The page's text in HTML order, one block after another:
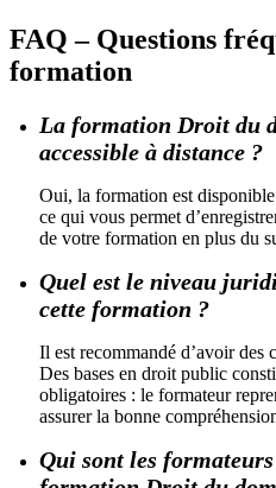
FAQ – Questions
formation
La formation Droit du
accessible à distance ?
Oui, la formation est
ce qui vous permet
de votre formation en plus du
Quel est le niveau
cette formation ?
Il est recommandé d’avoir des
Des bases en droit public
obligatoires : le formateur
assurer la bonne
Qui sont les